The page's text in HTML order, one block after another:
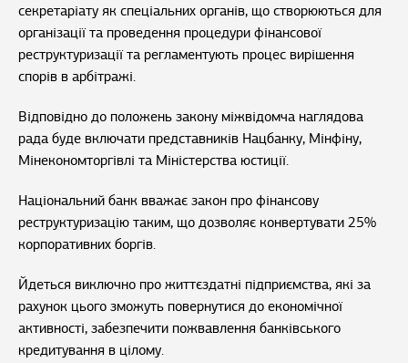
секретаріату як спеціальних органів, що створюються для
організації та проведення процедури фінансової
реструктуризації та регламентують процес вирішення
спорів в арбітражі.
Відповідно до положень закону міжвідомча наглядова
рада буде включати представників Нацбанку, Мінфіну,
Мінекономторгівлі та Міністерства юстиції.
Національний банк вважає закон про фінансову
реструктуризацію таким, що дозволяє конвертувати 25%
корпоративних боргів.
Йдеться виключно про життєздатні підприємства, які за
рахунок цього зможуть повернутися до економічної
активності, забезпечити пожвавлення банківського
кредитування в цілому.